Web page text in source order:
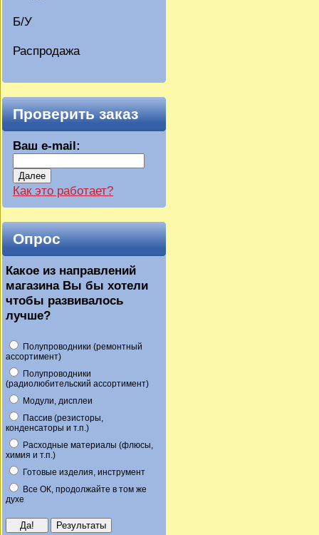
Б/У
Распродажа
Проверить заказ
Ваш e-mail:
Далее
Как это работает?
Опрос
Какое из направлений
магазина Вы бы хотели
чтобы развивалось
лучше?
Полупроводники (ремонтный
ассортимент)
Полупроводники
(радиолюбительский ассортимент)
Модули, дисплеи
Пассив (резисторы,
конденсаторы и т.п.)
Расходные материалы (флюсы,
химия и т.п.)
Готовые изделия, инструмент
Все ОК, продолжайте в том же
духе